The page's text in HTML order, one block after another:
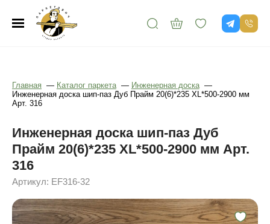
Главная — Каталог паркета — Инженерная доска —
Инженерная доска шип-паз Дуб Прайм 20(6)*235 XL*500-2900 мм
Арт. 316
Инженерная доска шип-паз Дуб
Прайм 20(6)*235 XL*500-2900 мм Арт.
316
Артикул: EF316-32